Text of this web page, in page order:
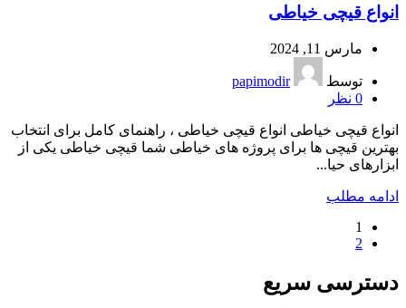
انواع قیچی خیاطی
مارس 11, 2024
توسط
papimodir
0 نظر
انواع قیچی خیاطی انواع قیچی خیاطی ، راهنمای کامل برای انتخاب
بهترین قیچی ها برای پروژه های خیاطی شما قیچی خیاطی یکی از
ابزارهای حیا...
ادامه مطلب
1
2
دسترسی سریع